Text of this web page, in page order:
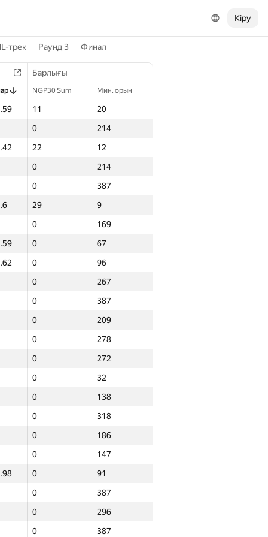
Кіру
трек Раунд 3 Финал
Барлығы
NGP30 Sum Мин. орын
11
20
0
214
22
12
0
214
0
387
29
9
0
169
0
67
0
96
0
267
0
387
0
209
0
278
0
272
0
32
0
138
0
318
0
186
0
147
0
91
0
387
0
296
0
387
Барлығы
NGP30 Sum Мин. орын